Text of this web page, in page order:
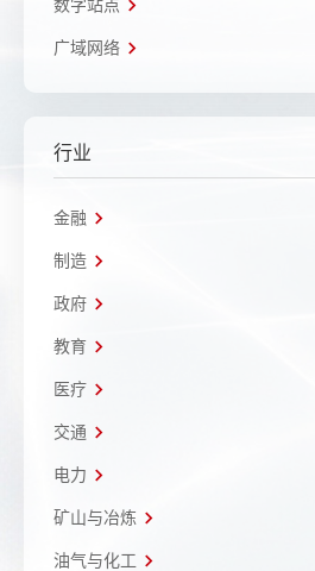
数字站点
广域网络
行业
金融
制造
政府
教育
医疗
交通
电力
矿山与冶炼
油气与化工